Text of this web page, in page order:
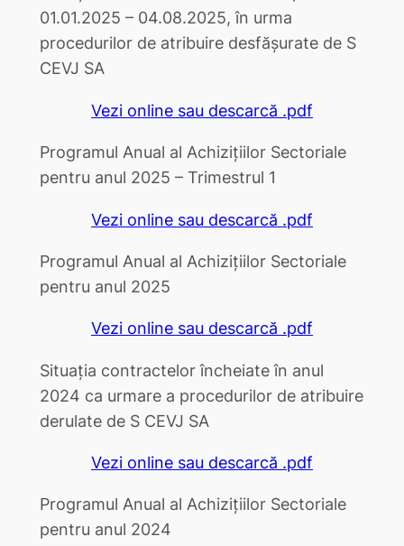
01.01.2025 – 04.08.2025, în urma
procedurilor de atribuire desfășurate de S
CEVJ SA
Vezi online sau descarcă .pdf
Programul Anual al Achizițiilor Sectoriale
pentru anul 2025 – Trimestrul 1
Vezi online sau descarcă .pdf
Programul Anual al Achizițiilor Sectoriale
pentru anul 2025
Vezi online sau descarcă .pdf
Situația contractelor încheiate în anul
2024 ca urmare a procedurilor de atribuire
derulate de S CEVJ SA
Vezi online sau descarcă .pdf
Programul Anual al Achizițiilor Sectoriale
pentru anul 2024